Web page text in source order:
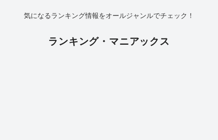
気になるランキング情報をオールジャンルでチェック！
ランキング・マニアックス